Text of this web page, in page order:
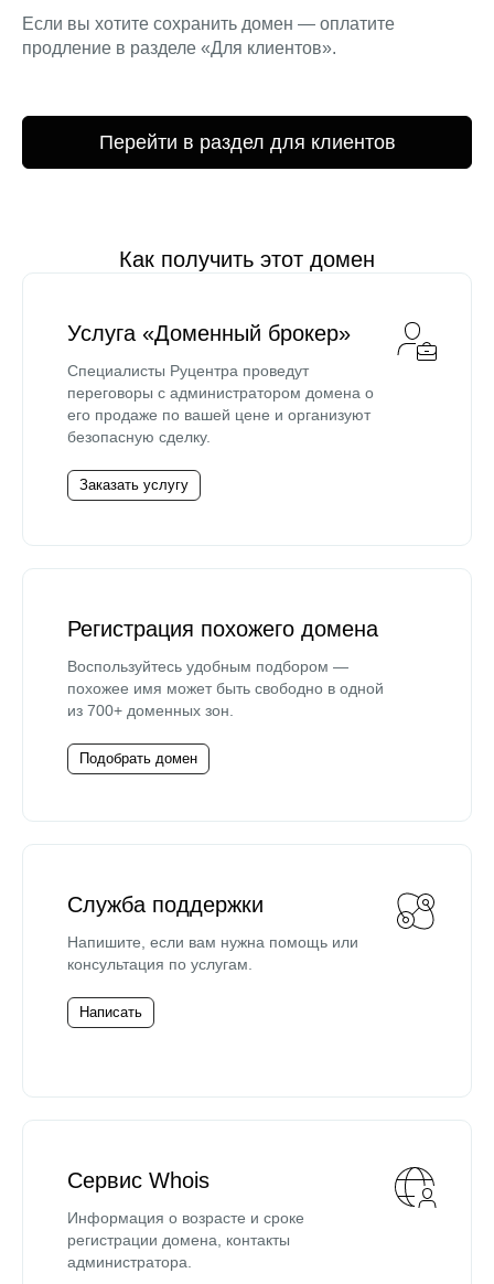
Если вы хотите сохранить домен — оплатите
продление в разделе «Для клиентов».
Перейти в раздел для клиентов
Как получить этот домен
Услуга «Доменный брокер»
Специалисты Руцентра проведут
переговоры с администратором домена о
его продаже по вашей цене и организуют
безопасную сделку.
Заказать услугу
Регистрация похожего домена
Воспользуйтесь удобным подбором —
похожее имя может быть свободно в одной
из 700+ доменных зон.
Подобрать домен
Служба поддержки
Напишите, если вам нужна помощь или
консультация по услугам.
Написать
Сервис Whois
Информация о возрасте и сроке
регистрации домена, контакты
администратора.